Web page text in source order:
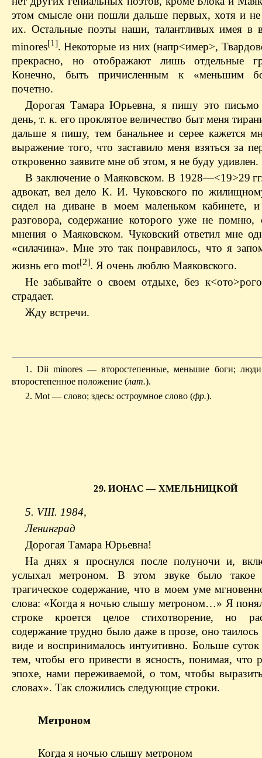
этом смысле они пошли дальше первых, хотя и
их. Остальные поэты наши, талантливых имея в
minores[1]. Некоторые из них (напр<имер>,
прекрасно, но отображают лишь отдельные
Конечно, быть причисленным к «меньшим
почетно.
Дорогая Тамара Юрьевна, я пишу это письмо
день, т. к. его проклятое величество быт меня
дальше я пишу, тем банальнее и серее кажется
выражение того, что заставило меня взяться за
откровенно заявите мне об этом, я не буду удивлен.
В заключение о Маяковском. В 1928—<19>29
адвокат, вел дело К. И. Чуковского по
сидел на диване в моем маленьком кабинете,
разговора, содержание которого уже не помню,
мнения о Маяковском. Чуковский ответил мне
«силачина». Мне это так понравилось, что я
жизнь его mot[2]. Я очень люблю Маяковского.
Не забывайте о своем отдыхе, без к<ото>рого
страдает.
Жду встречи.
1. Dii minores — второстепенные, меньшие боги;
второстепенное положение (лат.).
2. Mot — слово; здесь: остроумное слово (фр.).
29. ИОНАС — ХМЕЛЬНИЦКОЙ
5. VIII. 1984,
Ленинград
Дорогая Тамара Юрьевна!
На днях я проснулся после полуночи и,
услыхал метроном. В этом звуке было такое
трагическое содержание, что в моем уме
слова: «Когда я ночью слышу метроном…» Я
строке кроется целое стихотворение, но
содержание трудно было даже в прозе, оно таилось
виде и воспринималось интуитивно. Больше
тем, чтобы его привести в ясность, понимая, что
эпохе, нами переживаемой, о том, чтобы
словах». Так сложились следующие строки.
Метроном
Когда я ночью слышу метроном